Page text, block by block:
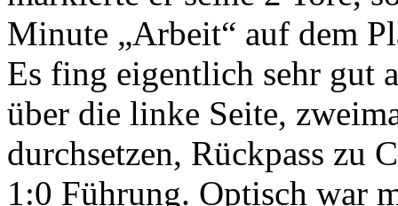
Minute „Arbeit“ auf dem
Es fing eigentlich sehr gut
über die linke Seite,
durchsetzen, Rückpass zu
1:0 Führung. Optisch war